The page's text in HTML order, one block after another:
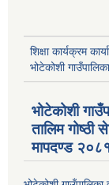
शिक्षा कार्यक्रम
भोटेकोशी
भोटेकोशी
तालिम गोष्ठी
मापदण्ड